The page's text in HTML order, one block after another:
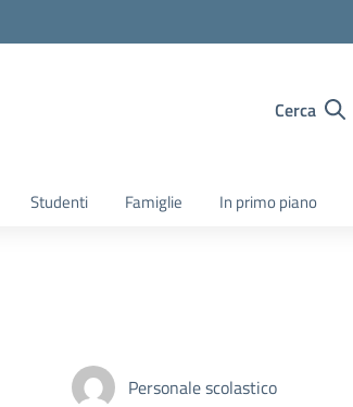
Cerca
Studenti Famiglie In primo piano
Personale scolastico